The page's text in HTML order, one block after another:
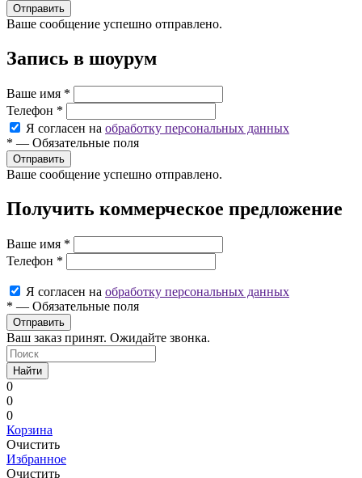
Ваше сообщение успешно отправлено.
Запись в шоурум
Ваше имя *
Телефон *
Я согласен на обработку персональных данных
* — Обязательные поля
Ваше сообщение успешно отправлено.
Получить коммерческое предложение
Ваше имя *
Телефон *
Я согласен на обработку персональных данных
* — Обязательные поля
Ваш заказ принят. Ожидайте звонка.
Найти
0
0
0
Корзина
Очистить
Избранное
Очистить